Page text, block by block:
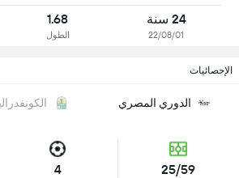
24 سنة
22/08/01
1.68
الطول
الإحصائيات
الدوري المصري
25/59
4